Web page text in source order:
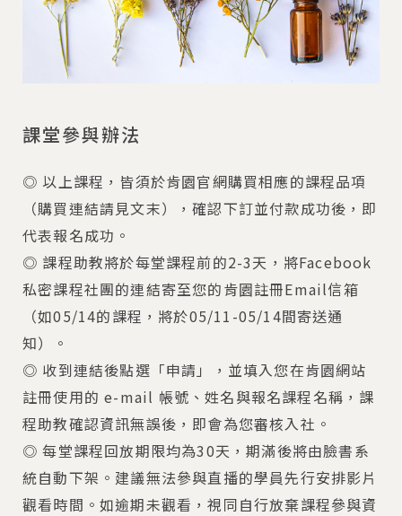
課堂參與辦法
◎ 以上課程，皆須於肯園官網購買相應的課程品項
（購買連結請見文末），確認下訂並付款成功後，即
代表報名成功。
◎ 課程助教將於每堂課程前的2-3天，將Facebook
私密課程社團的連結寄至您的肯園註冊Email信箱
（如05/14的課程，將於05/11-05/14間寄送通
知）。
◎ 收到連結後點選「申請」，並填入您在肯園網站
註冊使用的 e-mail 帳號、姓名與報名課程名稱，課
程助教確認資訊無誤後，即會為您審核入社。
◎ 每堂課程回放期限均為30天，期滿後將由臉書系
統自動下架。建議無法參與直播的學員先行安排影片
觀看時間。如逾期未觀看，視同自行放棄課程參與資